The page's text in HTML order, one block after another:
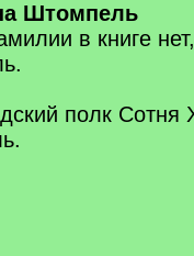
Штомпель
в книге
полк Сотня